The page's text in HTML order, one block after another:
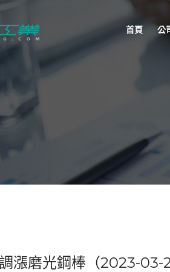
TowFing
首頁 公
漲磨光鋼棒（2023-03-